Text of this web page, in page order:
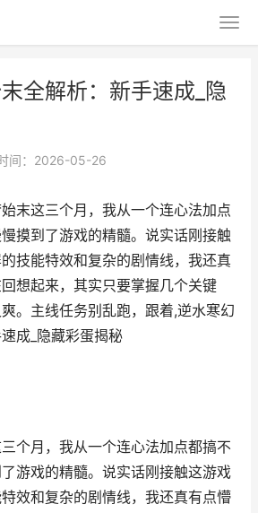
全解析：新手速成_隐
间：2026-05-26
末这三个月，我从一个连心法加点
摸到了游戏的精髓。说实话刚接触
技能特效和复杂的剧情线，我还真
想起来，其实只要掌握几个关键
。主线任务别乱跑，跟着,逆水寒幻
成_隐藏彩蛋揭秘
个月，我从一个连心法加点都搞不
游戏的精髓。说实话刚接触这游戏
效和复杂的剧情线，我还真有点懵